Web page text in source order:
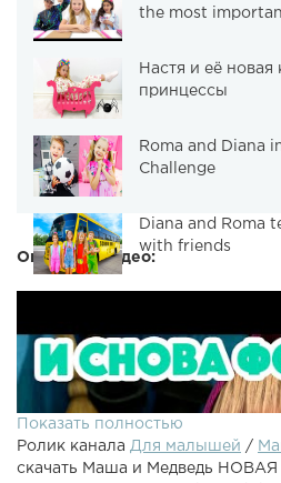
the most
Настя и её новая
принцессы
Roma and Diana
Challenge
Diana and Roma
with friends
Описание видео:
Показать полностью
Ролик канала Для малышей /
скачать Маша и Медведь